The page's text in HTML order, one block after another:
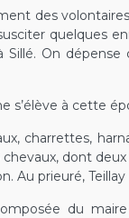
des
quelques
On
à cette
charrettes,
dont
Au prieuré,
du